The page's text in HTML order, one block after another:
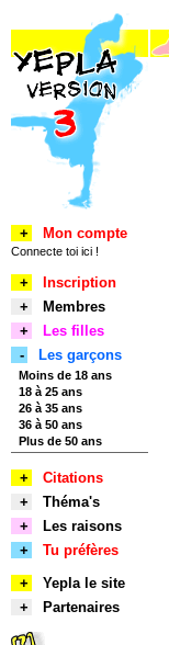
+ Mon compte
Connecte toi ici !
+
Inscription
+
Membres
+
Les filles
-
Les garçons
Moins de 18 ans
18 à 25 ans
26 à 35 ans
36 à 50 ans
Plus de 50 ans
+
Citations
+
Théma's
+
Les raisons
+
Tu préfères
+
Yepla le site
+
Partenaires